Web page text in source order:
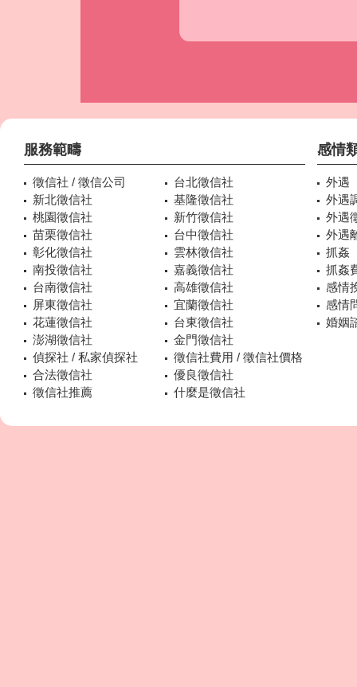
服務範疇
徵信社 / 徵信公司
台北徵信社
新北徵信社
基隆徵信社
桃園徵信社
新竹徵信社
苗栗徵信社
台中徵信社
彰化徵信社
雲林徵信社
南投徵信社
嘉義徵信社
台南徵信社
高雄徵信社
屏東徵信社
宜蘭徵信社
花蓮徵信社
台東徵信社
澎湖徵信社
金門徵信社
偵探社 / 私家偵探社
徵信社費用 / 徵信社價格
合法徵信社
優良徵信社
徵信社推薦
什麼是徵信社
感情
外遇
外遇
外遇
外遇
抓姦
抓姦
感情
感情
婚姻